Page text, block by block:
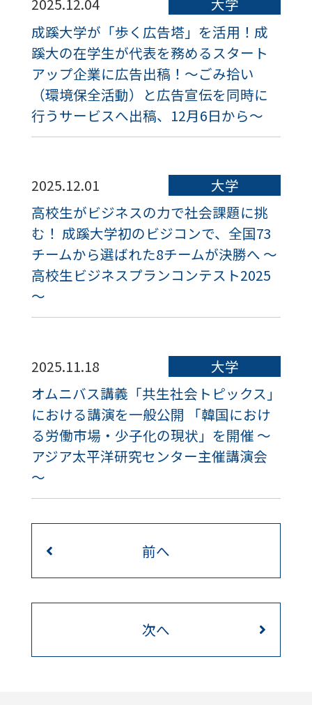
成蹊大学が「歩く広告塔」を活用！成
蹊大の在学生が代表を務めるスタート
アップ企業に広告出稿！～ごみ拾い
（環境保全活動）と広告宣伝を同時に
行うサービスへ出稿、12月6日から～
2025.12.01
大学
高校生がビジネスの力で社会課題に挑
む！ 成蹊大学初のビジコンで、全国73
チームから選ばれた8チームが決勝へ ～
高校生ビジネスプランコンテスト2025
～
2025.11.18
大学
オムニバス講義「共生社会トピックス」
における講演を一般公開 「韓国におけ
る労働市場・少子化の現状」を開催 ～
アジア太平洋研究センター主催講演会
～
前へ
次へ